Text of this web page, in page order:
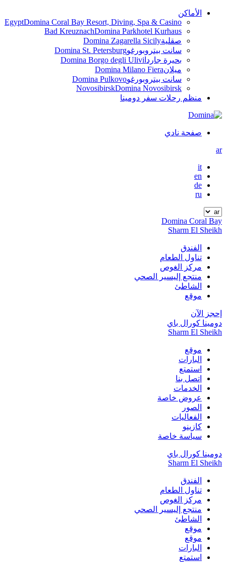
الأماكن
EgyptDomina Coral Bay Resort, Diving, Spa & Casino
Bad KreuznachDomina Parkhotel Kurhaus
صقليةDomina Zagarella Sicily
سانت بيتروبورغوDomina St. Petersburg
بحيرة جاردا Domina Borgo degli Ulivi
ميلانDomina Milano Fiera
سانت بيتروبورغوDomina Pulkovo
NovosibirskDomina Novosibirsk
منظم رحلات سفر دومينا
صفحة نادي
ar
it
en
de
ru
Domina Coral Bay
Sharm El Sheikh
الفندق
تناول الطعام
مركز الغوص
منتجع إليسير الصحي
الشاطئ
موقع
إحجز الآن
دومينا كورال باي
Sharm El Sheikh
موقع
البارات
استمتع
اتصل بنا
الخدمات
عروض خاصة
الصور
الفعاليات
كازينو
سياسة خاصة
دومينا كورال باي
Sharm El Sheikh
الفندق
تناول الطعام
مركز الغوص
منتجع إليسير الصحي
الشاطئ
موقع
موقع
البارات
استمتع